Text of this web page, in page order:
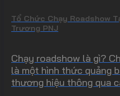
Tổ Chức Chạy Roadshow
Trương PNJ
Chạy roadshow là gì?
là một hình thức quảng
thương hiệu thông qua